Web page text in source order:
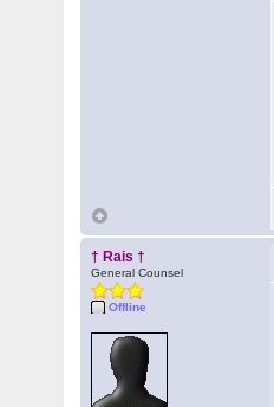
† Rais †
General Counsel
Offline